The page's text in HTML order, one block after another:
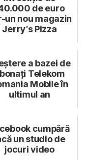
de euro
un nou magazin
Jerry’s Pizza
a bazei de
Telekom
Mobile în
ultimul an
cumpără
un studio de
jocuri video